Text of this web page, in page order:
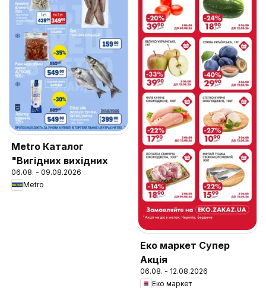
Metro Каталог
"Вигідних вихідних
06.08. - 09.08.2026
Metro
Еко маркет Супер
Акція
06.08. - 12.08.2026
Еко маркет